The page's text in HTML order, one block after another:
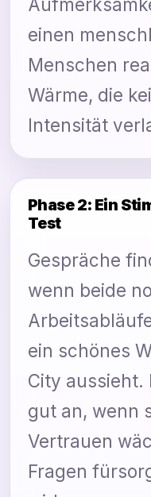
einen
Menschen
Wärme, die
Intensität
Phase 2: Ein
Test
Gespräche
wenn beide
ein schönes
City
gut an, wenn
Vertrauen
Fragen